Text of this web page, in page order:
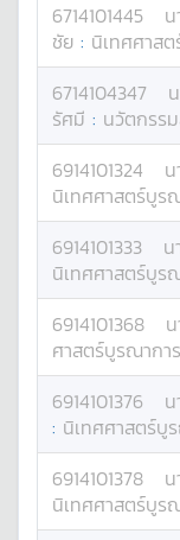
6714101445 น
ชัย : นิเทศศาส
6714104347
รัศมี : นวัตกรร
6914101324
นิเทศศาสตร์บูร
6914101333 น
นิเทศศาสตร์บูร
6914101368
ศาสตร์บูรณาการ
6914101376 น
: นิเทศศาสตร์บู
6914101378
นิเทศศาสตร์บูร